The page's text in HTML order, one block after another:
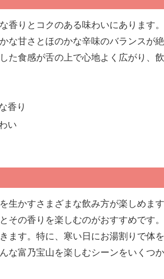
香りとコクのある味わいにあります
な甘さとほのかな辛味のバランスが
た食感が舌の上で心地よく広がり、
香り
い
生かすさまざまな飲み方が楽しめま
その香りを楽しむのがおすすめです
ます。特に、寒い日にお湯割りで体
な富乃宝山を楽しむシーンをいくつ